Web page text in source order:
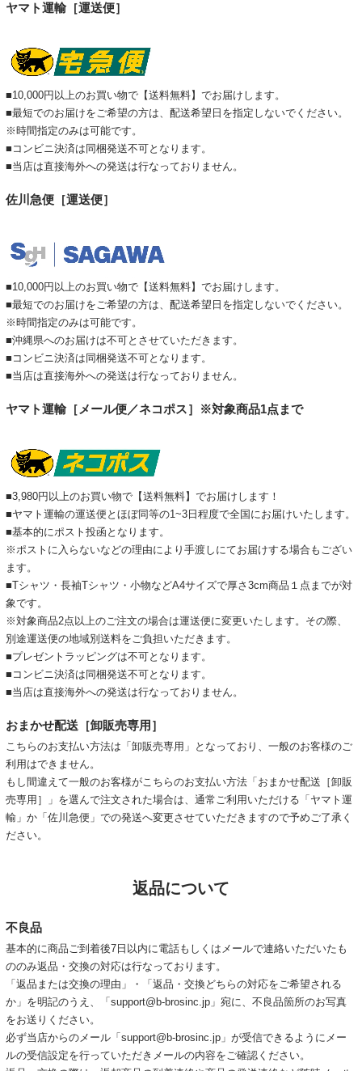
ヤマト運輸［運送便］
■10,000円以上のお買い物で【送料無料】でお届けします。
■最短でのお届けをご希望の方は、配送希望日を指定しないでください。
※時間指定のみは可能です。
■コンビニ決済は同梱発送不可となります。
■当店は直接海外への発送は行なっておりません。
佐川急便［運送便］
■10,000円以上のお買い物で【送料無料】でお届けします。
■最短でのお届けをご希望の方は、配送希望日を指定しないでください。
※時間指定のみは可能です。
■沖縄県へのお届けは不可とさせていただきます。
■コンビニ決済は同梱発送不可となります。
■当店は直接海外への発送は行なっておりません。
ヤマト運輸［メール便／ネコポス］※対象商品1点まで
■3,980円以上のお買い物で【送料無料】でお届けします！
■ヤマト運輸の運送便とほぼ同等の1~3日程度で全国にお届けいたします。
■基本的にポスト投函となります。
※ポストに入らないなどの理由により手渡しにてお届けする場合もござい
ます。
■Tシャツ・長袖Tシャツ・小物などA4サイズで厚さ3cm商品１点までが対
象です。
※対象商品2点以上のご注文の場合は運送便に変更いたします。その際、
別途運送便の地域別送料をご負担いただきます。
■プレゼントラッピングは不可となります。
■コンビニ決済は同梱発送不可となります。
■当店は直接海外への発送は行なっておりません。
おまかせ配送［卸販売専用］
こちらのお支払い方法は「卸販売専用」となっており、一般のお客様のご
利用はできません。
もし間違えて一般のお客様がこちらのお支払い方法「おまかせ配送［卸販
売専用］」を選んで注文された場合は、通常ご利用いただける「ヤマト運
輸」か「佐川急便」での発送へ変更させていただきますので予めご了承く
ださい。
返品について
不良品
基本的に商品ご到着後7日以内に電話もしくはメールで連絡いただいたも
ののみ返品・交換の対応は行なっております。
「返品または交換の理由」・「返品・交換どちらの対応をご希望される
か」を明記のうえ、「support@b-brosinc.jp」宛に、不良品箇所のお写真
をお送りください。
必ず当店からのメール「support@b-brosinc.jp」が受信できるようにメー
ルの受信設定を行っていただきメールの内容をご確認ください。